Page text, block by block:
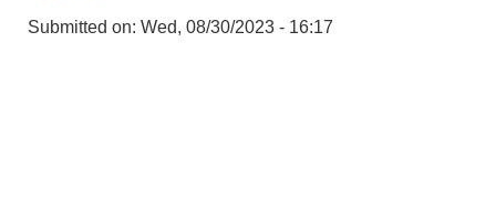
Submitted on: Wed, 08/30/2023 - 16:17